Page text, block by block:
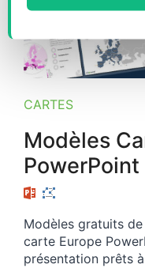
CARTES
Modèles
PowerPoint
Modèles gratuits
carte Europe
présentation prêts à